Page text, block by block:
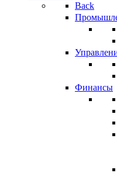
Back
Финансы